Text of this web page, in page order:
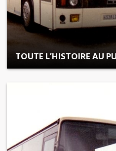
TOUTE L’HISTOIRE AU